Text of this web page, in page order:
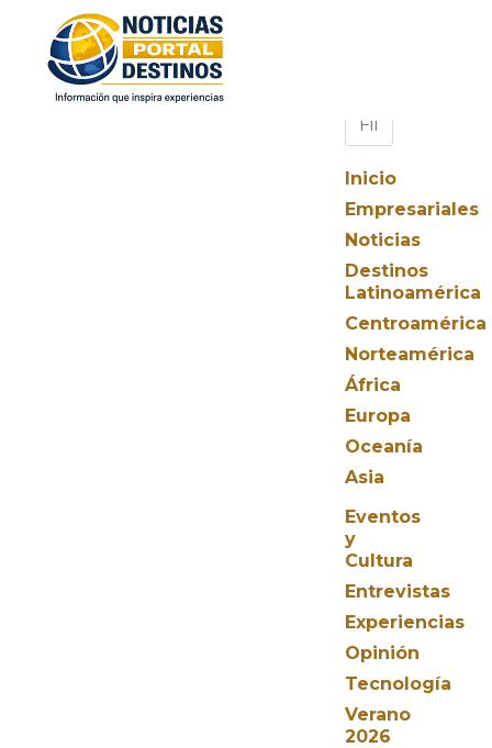
Inicio
Empresariales
Noticias
Destinos
Latinoamérica
Centroamérica
Norteamérica
África
Europa
Oceanía
Asia
Eventos
y
Cultura
Entrevistas
Experiencias
Opinión
Tecnología
Verano
2026